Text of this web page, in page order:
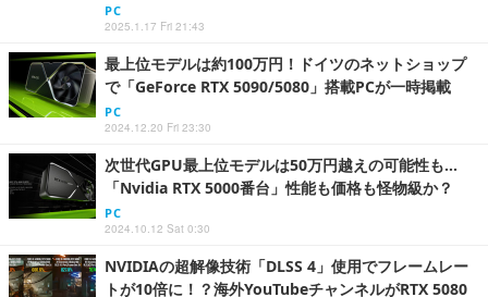
PC
2025.1.17 Fri 21:43
最上位モデルは約100万円！ドイツのネットショップ
で「GeForce RTX 5090/5080」搭載PCが一時掲載
PC
2024.12.20 Fri 23:30
次世代GPU最上位モデルは50万円越えの可能性も…
「Nvidia RTX 5000番台」性能も価格も怪物級か？
PC
2024.10.12 Sat 0:30
NVIDIAの超解像技術「DLSS 4」使用でフレームレー
トが10倍に！？海外YouTubeチャンネルがRTX 5080